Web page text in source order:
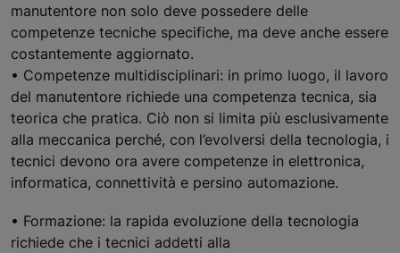
manutentore non solo deve possedere delle
competenze tecniche specifiche, ma deve anche essere
costantemente aggiornato.
• Competenze multidisciplinari: in primo luogo, il lavoro
del manutentore richiede una competenza tecnica, sia
teorica che pratica. Ciò non si limita più esclusivamente
alla meccanica perché, con l’evolversi della tecnologia, i
tecnici devono ora avere competenze in elettronica,
informatica, connettività e persino automazione.
• Formazione: la rapida evoluzione della tecnologia
richiede che i tecnici addetti alla